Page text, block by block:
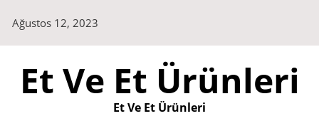
content
Ağustos 12, 2023
Et Ve Et Ürünleri
Et Ve Et Ürünleri